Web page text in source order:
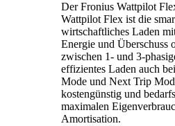
Der Fronius Wattpilot
Wattpilot Flex ist die
wirtschaftliches Laden
Energie und Überschuss
zwischen 1- und 3-
effizientes Laden auch
Mode und Next Trip
kostengünstig und
maximalen
Amortisation.